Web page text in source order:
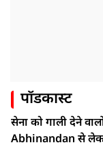
पॉडकास्ट
सेना को गाली देने
Abhinandan से